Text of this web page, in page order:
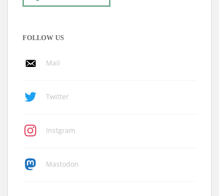
FOLLOW US
Mail
Twitter
Instgram
Mastodon